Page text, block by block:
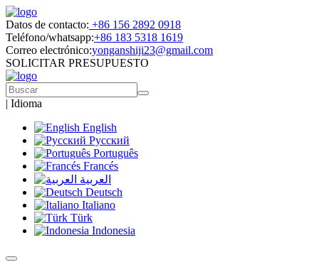
Datos de contacto: +86 156 2892 0918
Teléfono/whatsapp:+86 183 5318 1619
Correo electrónico:yonganshiji23@gmail.com
SOLICITAR PRESUPUESTO
| Idioma
English
Русский
Português
Francés
العربية
Deutsch
Italiano
Türk
Indonesia